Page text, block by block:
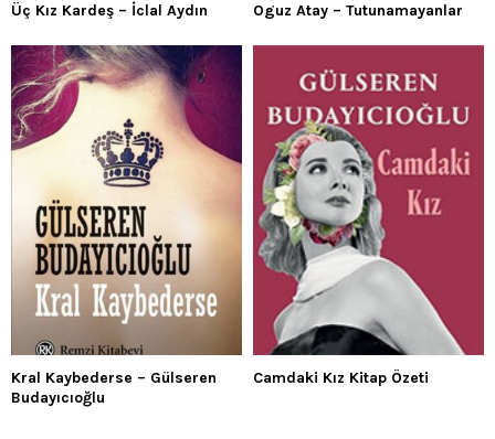
Üç Kız Kardeş – İclal Aydın Oguz Atay – Tutunamayanlar
Kral Kaybederse – Gülseren
Budayıcıoğlu
Camdaki Kız Kitap Özeti